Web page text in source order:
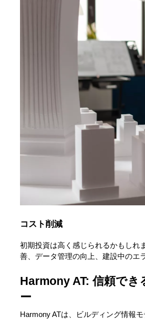
コスト削減
初期投資は高く感じられるかもしれ
善、データ管理の向上、建設中のエ
Harmony AT: 信頼で
ー
Harmony ATは、ビルディング情報